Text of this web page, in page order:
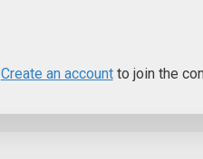
Create an accountto join the